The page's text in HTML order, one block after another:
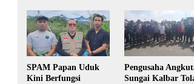
dan Transparansi
Pelaksanaan
Pembangunan
Publik Kalbar
SPAM Papan Uduk
Kini Berfungsi
Pengusaha
Sungai Kalbar